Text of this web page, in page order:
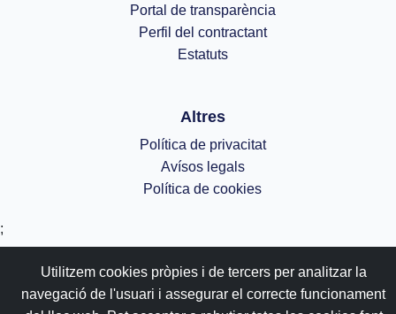
Portal de transparència
Perfil del contractant
Estatuts
Altres
Política de privacitat
Avísos legals
Política de cookies
Utilitzem cookies pròpies i de tercers per analitzar la
navegació de l'usuari i assegurar el correcte funcionament
;